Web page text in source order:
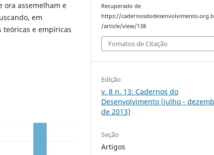
ora assemelham e
em
e empíricas
Recuperado de
https://
/article/view/138
Fomatos de Citação
Edição
v. 8 n. 13: Cadernos do
Desenvolvimento (julho -
de 2013)
Seção
Artigos